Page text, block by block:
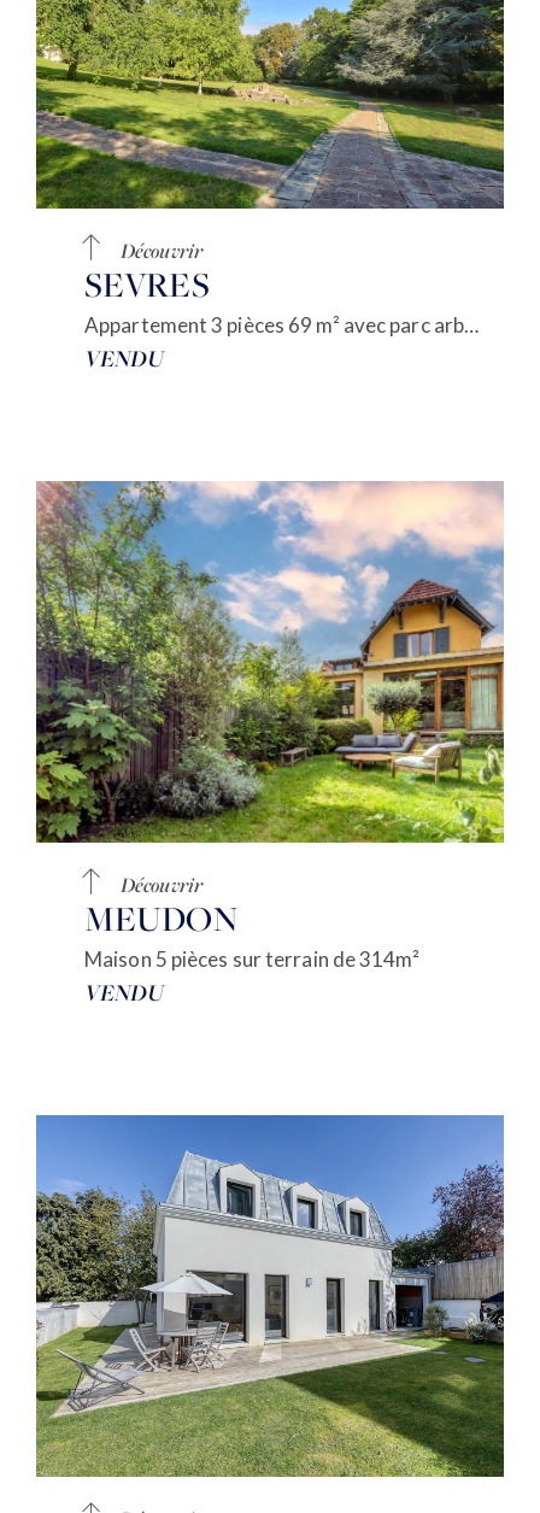
Découvrir
SEVRES
Appartement 3 pièces 69 m² avec parc arboré
VENDU
Découvrir
MEUDON
Maison 5 pièces sur terrain de 314m²
VENDU